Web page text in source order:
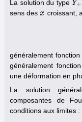
La solution du type Y+
Y+
sens des x
x croissant,
généralement
généralement
une déformation en
La solution
composantes de
conditions aux limites :